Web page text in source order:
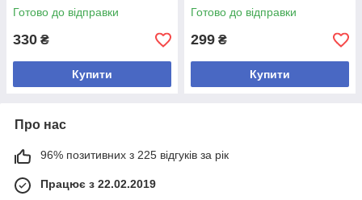
Готово до відправки
330 ₴
Купити
Готово до відправки
299 ₴
Купити
Про нас
96% позитивних з 225 відгуків за рік
Працює з 22.02.2019